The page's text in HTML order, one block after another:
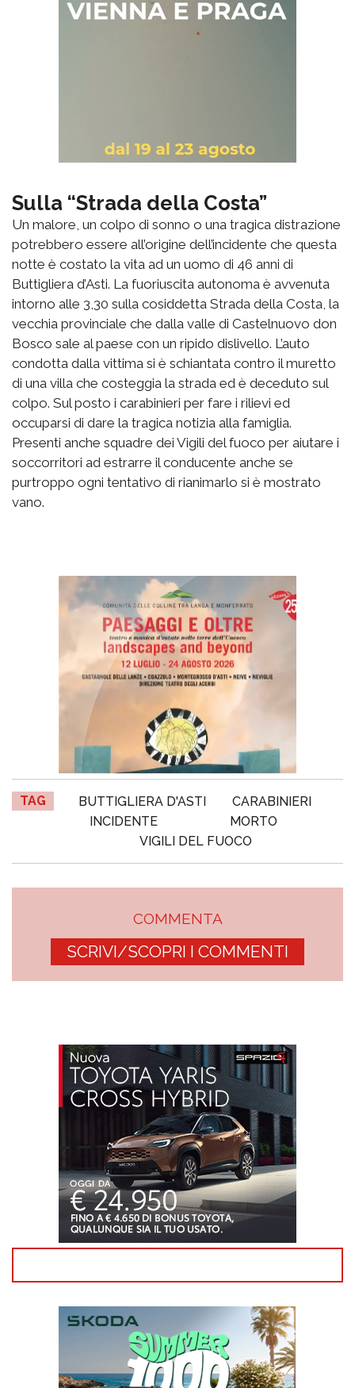
Sulla “Strada della Costa”
Un malore, un colpo di sonno o una tragica distrazione
potrebbero essere all’origine dell’incidente che questa
notte è costato la vita ad un uomo di 46 anni di
Buttigliera d’Asti. La fuoriuscita autonoma è avvenuta
intorno alle 3,30 sulla cosiddetta Strada della Costa, la
vecchia provinciale che dalla valle di Castelnuovo don
Bosco sale al paese con un ripido dislivello. L’auto
condotta dalla vittima si è schiantata contro il muretto
di una villa che costeggia la strada ed è deceduto sul
colpo. Sul posto i carabinieri per fare i rilievi ed
occuparsi di dare la tragica notizia alla famiglia.
Presenti anche squadre dei Vigili del fuoco per aiutare i
soccorritori ad estrarre il conducente anche se
purtroppo ogni tentativo di rianimarlo si è mostrato
vano.
TAG BUTTIGLIERA D'ASTI
CARABINIERI
INCIDENTE
MORTO
VIGILI DEL FUOCO
COMMENTA
SCRIVI/SCOPRI I COMMENTI